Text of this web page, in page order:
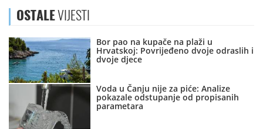
OSTALEVIJESTI
Bor pao na kupače na plaži u
Hrvatskoj: Povrijeđeno dvoje odraslih i
dvoje djece
Voda u Čanju nije za piće: Analize
pokazale odstupanje od propisanih
parametara